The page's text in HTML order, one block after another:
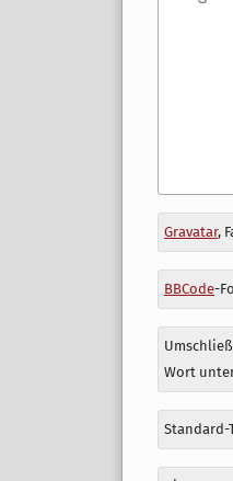
Antwort
zu
Gravatar,
BBCode-
Wort
Standard-